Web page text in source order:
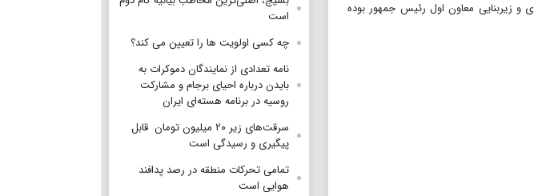
و نظارت اقتصادی و زیربنایی معاون اول رئیس جمهور بوده
است
چه کسی اولویت ها را تعیین می کند؟
نامه تعدادی از نمایندگان دموکرات به
بایدن درباره احیای برجام و مشارکت
روسیه در برنامه هسته‌ای ایران
سرقت‌های زیر ۲۰ میلیون تومان قابل
پیگیری و رسیدگی است
تمامی تحرکات منطقه‌ در رصد پدافند
هوایی است